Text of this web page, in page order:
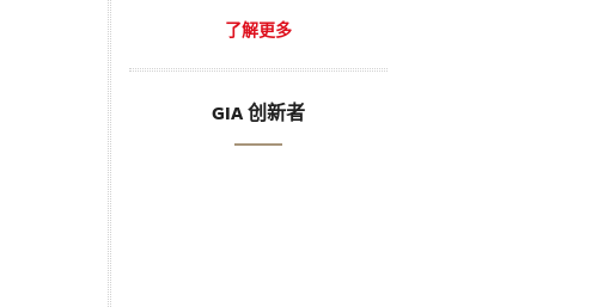
了解更多
GIA 创新者